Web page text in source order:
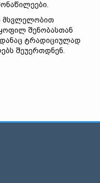
მსვლელობით
შენობასთან
ტრადიციულად
შეუერთდნენ.